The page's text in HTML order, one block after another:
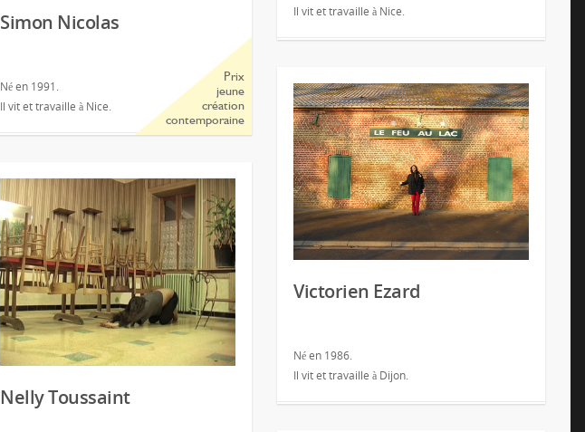
Il vit et travaille à Nice.
Simon Nicolas
Né en 1991.
Il vit et travaille à Nice.
Prix
jeune
création
contemporaine
Victorien Ezard
Né en 1986.
Il vit et travaille à Dijon.
Nelly Toussaint